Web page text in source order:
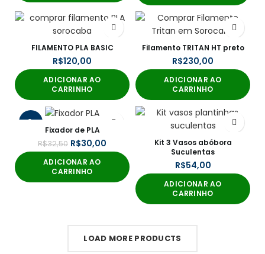
FILAMENTO PLA BASIC
R$
ADICIONAR AO
CARRINHO
Filamento TRITAN HT preto
R$
ADICIONAR AO
CARRINHO
-8%
Fixador de PLA
R$32,50 R$30,00
ADICIONAR AO
CARRINHO
Kit 3 Vasos abóbora
Suculentas
R$
ADICIONAR AO
CARRINHO
LOAD MORE PRODUCTS